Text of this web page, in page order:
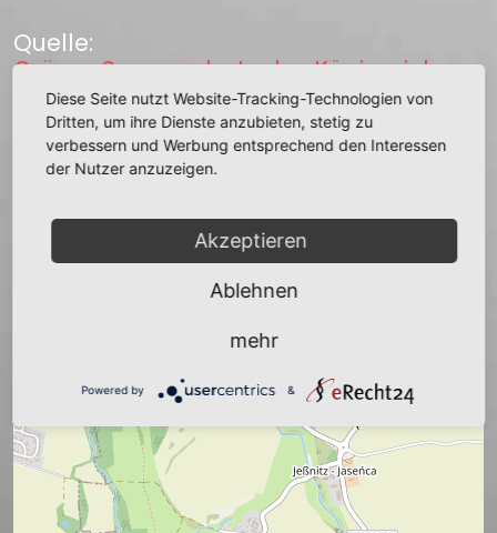
Quelle:
Grässe Sagenschatz des Königreichs
Sachsen
zurück
Diese Seite nutzt Website-Tracking-Technologien von
Dritten, um ihre Dienste anzubieten, stetig zu
verbessern und Werbung entsprechend den Interessen
der Nutzer anzuzeigen.
Akzeptieren
Ablehnen
mehr
Powered by &